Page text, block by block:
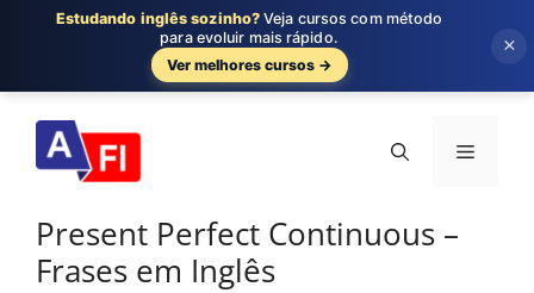
para
conteúdo
Menu
Present Perfect Continuous –
Frases em Inglês
Estudando inglês sozinho? Veja cursos com método
para evoluir mais rápido.
Ver melhores cursos →
×